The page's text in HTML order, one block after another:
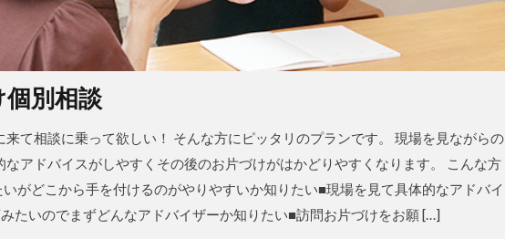
個別相談
て相談に乗って欲しい！ そんな方にピッタリのプランです。 現場を見ながらの
アドバイスがしやすくその後のお片づけがはかどりやすくなります。 こんな方
がどこから手を付けるのがやりやすいか知りたい■現場を見て具体的なアドバイ
たいのでまずどんなアドバイザーか知りたい■訪問お片づけをお願 […]